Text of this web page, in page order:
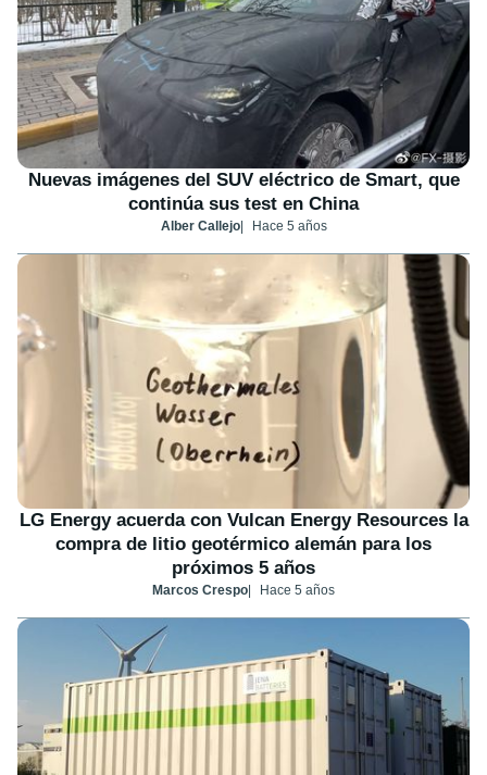
Nuevas imágenes del SUV eléctrico de Smart, que
continúa sus test en China
Alber Callejo Hace 5 años
LG Energy acuerda con Vulcan Energy Resources la
compra de litio geotérmico alemán para los
próximos 5 años
Marcos Crespo Hace 5 años